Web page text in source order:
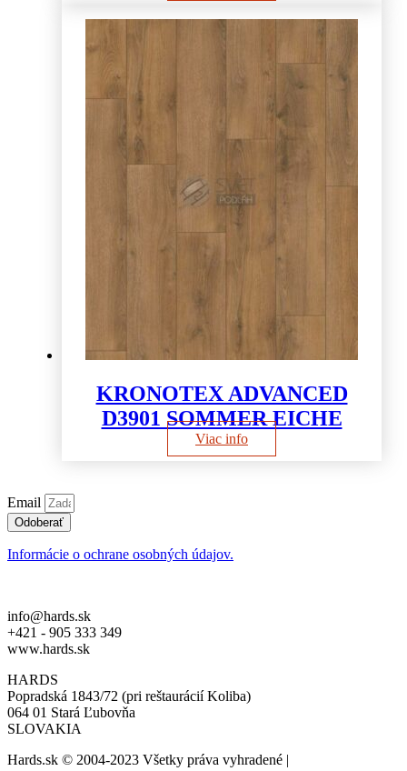
KRONOTEX ADVANCED
D3901 SOMMER EICHE
Viac info
Email
Odoberať
Informácie o ochrane osobných údajov.
info@hards.sk
+421 - 905 333 349
www.hards.sk
HARDS
Popradská 1843/72 (pri reštaurácií Koliba)
064 01 Stará Ľubovňa
SLOVAKIA
Hards.sk © 2004-2023 Všetky práva vyhradené |